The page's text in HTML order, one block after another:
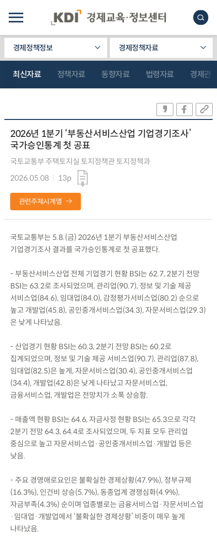
경제정책정보 경제정책자료
최신자료 정책자료 동향자료 법령자료 경제관
2026년 1분기 ‘부동산서비스산업 기업경기조사’
국가승인통계 첫 공표
국토교통부 주택토지실 토지정책관 토지정책과
2026.05.08
13p
관련주제시계열
국토교통부는 5.8.(금) 2026년 1분기 부동산서비스산업
기업경기조사 결과를 국가승인통계로 첫 공표했다.
- 부동산서비스산업 전체 기업경기 현황 BSI는 62.7, 2분기 전망
BSI는 63.2로 조사되었으며, 관리업(90.7), 정보 및 기술 제공
서비스업(84.6), 임대업(84.0), 감정평가서비스업(80.2) 순으로
높고 개발업(45.8), 공인중개서비스업(34.3), 자문서비스업(29.3)
은 낮게 나타났음.
- 산업경기 현황 BSI는 60.3, 2분기 전망 BSI는 60.2로
집계되었으며, 정보 및 기술 제공 서비스업(90.7), 관리업(87.8),
임대업(82.5)은 높게, 자문서비스업(30.4), 공인중개서비스업
(34.4), 개발업(42.8)은 낮게 나타났고 자문서비스업,
금융서비스업, 개발업은 전망치가 소폭 상승함.
- 매출액 현황 BSI는 64.6, 자금사정 현황 BSI는 65.3으로 각각
2분기 전망 64.3, 64.4로 조사되었으며, 두 지표 모두 관리업
중심으로 높고 자문서비스업·공인중개서비스업·개발업 등은
낮음.
- 주요 경영애로요인은 불확실한 경제상황(47.9%), 정부규제
(16.3%), 인건비 상승(5.7%), 동종업계 경쟁심화(4.9%),
자금부족(4.3%) 순이며 업종별로는 금융서비스업·자문서비스업
·임대업·개발업에서 ‘불확실한 경제상황’ 비중이 매우 높게
나타났음.